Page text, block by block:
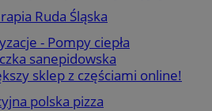
Ruda Śląska
- Pompy ciepła
sanepidowska
sklep z częściami online!
polska pizza